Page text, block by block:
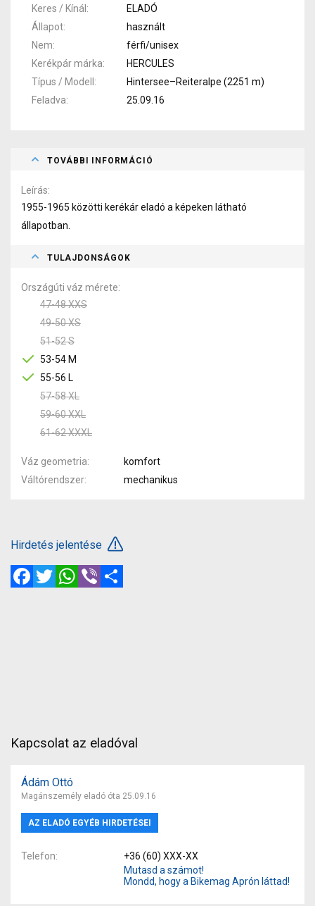
Keres / Kínál
ELADÓ
Állapot
használt
Nem
férfi/unisex
Kerékpár márka
HERCULES
Típus / Modell
Hintersee–Reiteralpe (2251 m)
Feladva
25.09.16
TOVÁBBI INFORMÁCIÓ
Leírás
1955-1965 közötti kerékár eladó a képeken látható
állapotban.
TULAJDONSÁGOK
Országúti váz mérete
47-48 XXS
49-50 XS
51-52 S
53-54 M
55-56 L
57-58 XL
59-60 XXL
61-62 XXXL
Váz geometria
komfort
Váltórendszer
mechanikus
Hirdetés jelentése
FacebookTwitterWhatsApp
Viber
Kapcsolat az eladóval
Ádám Ottó
Magánszemély eladó óta 25.09.16
AZ ELADÓ EGYÉB HIRDETÉSEI
Telefon
+36 (60) XXX-XX
Mutasd a számot!
Mondd, hogy a Bikemag Aprón láttad!